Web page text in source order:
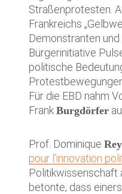
Straßenprotesten.
Frankreichs
Demonstranten
Bürgerinitiative
politische
Für die EBD nahm
Frank Burgdörfer
Prof. Dominique
pour l’innovation
Politikwissenschaft
betonte, dass